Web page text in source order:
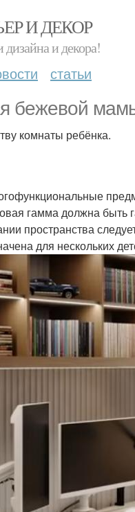
И ДЕКОР
и декора!
статьи
бежевой
комнаты ребёнка.
гамма должна быть
пространства
для нескольких